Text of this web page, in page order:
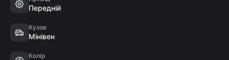
Передній
Кузов
Мінівен
Колір